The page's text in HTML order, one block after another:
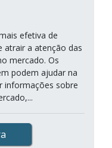
efetiva de
atrair a atenção das
mercado. Os
podem ajudar na
informações sobre